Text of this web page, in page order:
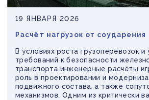
БИОТЕХНОЛОГИИ
АЭРОКОСМОС
19 ЯНВАРЯ 2026
Расчёт нагрузок от соударения
В условиях роста грузоперевозок и
требований к безопасности
транспорта инженерные расчёты
роль в проектировании и
подвижного состава, а также
механизмов. Одним из критически